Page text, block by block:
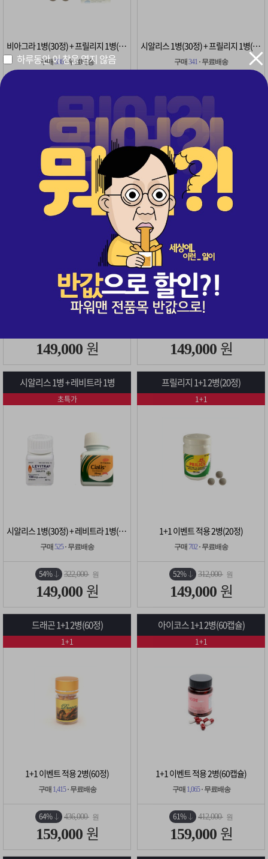
하루동안 이 창을 열지 않음
비아그라 1병(30정) + 프릴리지 1병(10정)
구매336· 무료배송
149,000 원
시알리스 1병(30정) + 프릴리지 1병(10정)
구매 341 · 무료배송
149,000
레비트라 1+1 2병(60정)
1+1 이벤트 적용 2병(60정)
· 무료배송
149,000 원
1+1
비아그라 1병 + 레비트라 1병
구매 371· 무료배송
149,000 원
시알리스 1병 + 레비트라 1병
시알리스 1병(30정) + 레비트라 1병(30정)
구매 525· 무료배송
54% 322,000 원
149,000 원
초특가
프릴리지 1+1 2병(20정)
1+1 이벤트 적용 2병(20정)
구매 702· 무료배송
52% 312,000 원
149,000 원
1+1
드래곤 1+1 2병(60정)
1+1 이벤트 적용 2병(60정)
구매 1,415· 무료배송
64% 436,000 원
159,000 원
1+1
아이코스 1+1 2병(60캡슐)
1+1 이벤트 적용 2병(60캡슐)
구매 1,065· 무료배송
61% 412,000 원
159,000 원
1+1